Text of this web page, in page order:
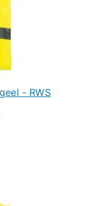
- RWS